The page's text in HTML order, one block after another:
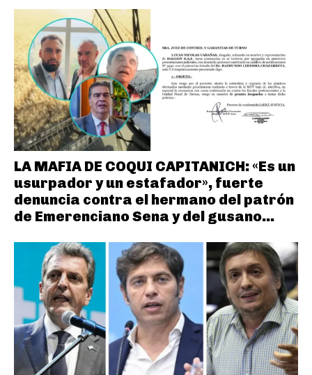
LA MAFIA DE COQUI CAPITANICH: «Es un
usurpador y un estafador», fuerte
denuncia contra el hermano del patrón
de Emerenciano Sena y del gusano...